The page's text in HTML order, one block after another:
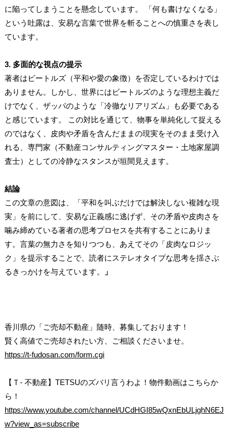
に陥ってしまうことを懸念しています。 「何も書けなくなる」
という吐露は、安易な言葉で世界を斬ることへの慎重さを表し
ています。
3. 多面的な視点の提示
著者はビートルズ（平和や愛の象徴）を否定しているわけでは
ありません。しかし、世界にはビートルズのような理想主義だ
けでなく、ザッパのような「冷徹なリアリズム」も必要である
と感じています。 この対比を通じて、物事を単純化して捉える
のではなく、皮肉や矛盾を含んだままの現実をそのまま受け入
れる、専門家（不動産コンサルティングマスター・土地家屋調
査士）としての冷静なスタンスが垣間見えます。
結論
この文章の意図は、「平和を叫ぶだけでは解決しない複雑な現
実」を前にして、安易な正義感に逃げず、その矛盾や皮肉さを
噛み締めている著者の思考プロセスを共有することにありま
す。言葉の無力さを知りつつも、あえてその「皮肉なロジッ
ク」を提示することで、読者にステレオタイプな思考を揺さぶ
るきっかけを与えています。
」
香川県の「ご売却不動産」随時、募集しております！
賢く高値でご売却されたい方、ご相談くださいませ。
https://t-fudosan.com/form.cgi
【Ｔ- 不動産】TETSUのズバリ言うわよ！物件動画はこちらか
ら！
https://www.youtube.com/channel/UCdHGI85wQxnEbULjghN6EJ
w?view_as=subscribe